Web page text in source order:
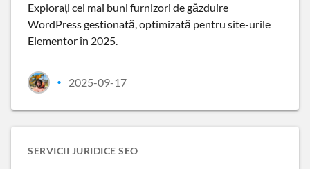
Explorați cei mai buni furnizori de găzduire
WordPress gestionată, optimizată pentru site-urile
Elementor în 2025.
• 2025-09-17
SERVICII JURIDICE SEO